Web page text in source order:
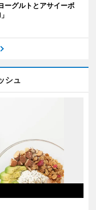
ーグルトとアサイーボ
シュ